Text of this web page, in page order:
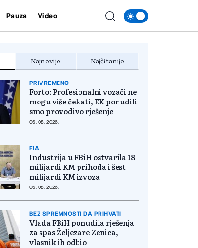
Pauza Video
Najnovije Najčitanije
PRIVREMENO
Forto: Profesionalni vozači ne
mogu više čekati, EK ponudili
smo provodivo rješenje
06. 08. 2026.
FIA
Industrija u FBiH ostvarila 18
milijardi KM prihoda i šest
milijardi KM izvoza
06. 08. 2026.
BEZ SPREMNOSTI DA PRIHVATI
Vlada FBiH ponudila rješenja
za spas Željezare Zenica,
vlasnik ih odbio